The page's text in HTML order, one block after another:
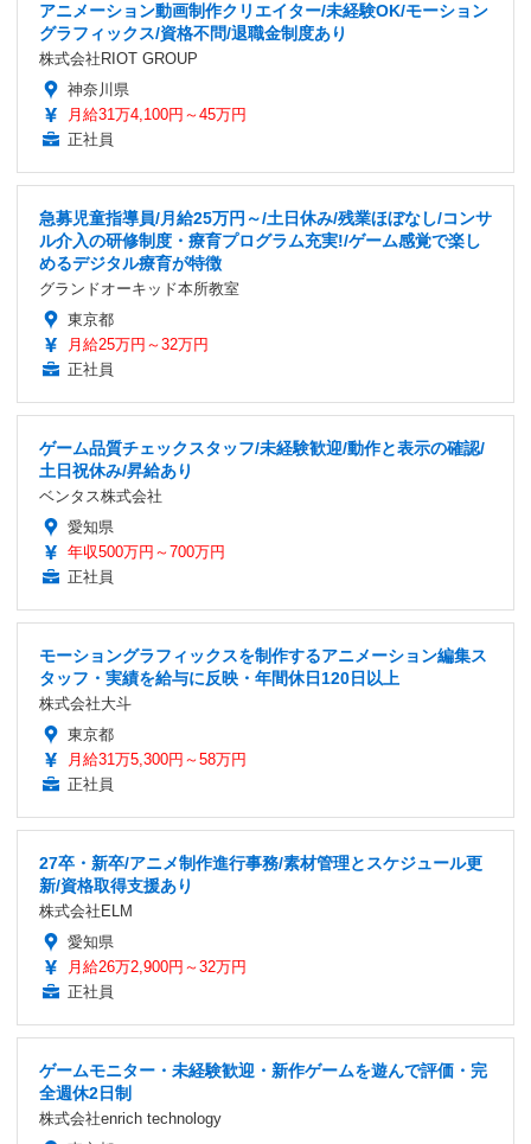
アニメーション動画制作クリエイター/未経験OK/モーション
グラフィックス/資格不問/退職金制度あり
株式会社RIOT GROUP
神奈川県
月給31万4,100円～45万円
正社員
急募児童指導員/月給25万円～/土日休み/残業ほぼなし/コンサ
ル介入の研修制度・療育プログラム充実!/ゲーム感覚で楽し
めるデジタル療育が特徴
グランドオーキッド本所教室
東京都
月給25万円～32万円
正社員
ゲーム品質チェックスタッフ/未経験歓迎/動作と表示の確認/
土日祝休み/昇給あり
ベンタス株式会社
愛知県
年収500万円～700万円
正社員
モーショングラフィックスを制作するアニメーション編集ス
タッフ・実績を給与に反映・年間休日120日以上
株式会社大斗
東京都
月給31万5,300円～58万円
正社員
27卒・新卒/アニメ制作進行事務/素材管理とスケジュール更
新/資格取得支援あり
株式会社ELM
愛知県
月給26万2,900円～32万円
正社員
ゲームモニター・未経験歓迎・新作ゲームを遊んで評価・完
全週休2日制
株式会社enrich technology